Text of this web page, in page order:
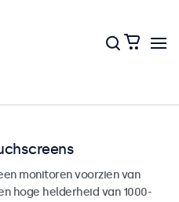
monitoren voorzien van
hoge helderheid van 1000-